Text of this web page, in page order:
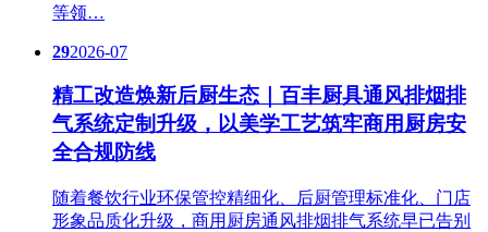
等领…
292026-07
精工改造焕新后厨生态｜百丰厨具通风排烟排
气系统定制升级，以美学工艺筑牢商用厨房安
全合规防线
随着餐饮行业环保管控精细化、后厨管理标准化、门店
形象品质化升级，商用厨房通风排烟排气系统早已告别